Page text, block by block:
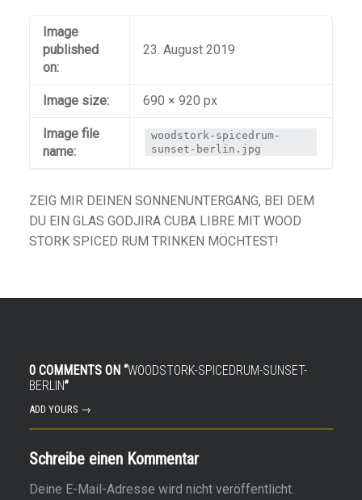
Image
published
on:
23. August 2019
Image size: 690 × 920 px
Image file
name:
woodstork-spicedrum-
sunset-berlin.jpg
ZEIG MIR DEINEN SONNENUNTERGANG, BEI DEM
DU EIN GLAS GODJIRA CUBA LIBRE MIT WOOD
STORK SPICED RUM TRINKEN MÖCHTEST!
0 COMMENTS ON “WOODSTORK-SPICEDRUM-SUNSET-
BERLIN”
ADD YOURS →
Schreibe einen Kommentar
Deine E-Mail-Adresse wird nicht veröffentlicht.